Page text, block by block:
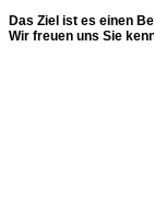
Das Ziel ist es einen
Wir freuen uns Sie